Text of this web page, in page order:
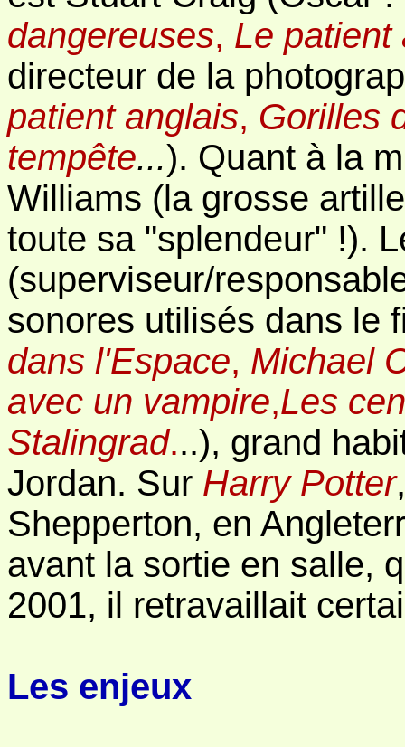
dangereuses, Le patient
directeur de la
patient anglais, Gorilles
tempête...). Quant à la
Williams (la grosse
toute sa "splendeur" !).
(superviseur/
sonores utilisés dans le
dans l'Espace, Michael
avec un vampire,Les
Stalingrad...), grand
Jordan. Sur Harry Potter
Shepperton, en
avant la sortie en salle,
2001, il retravaillait
Les enjeux